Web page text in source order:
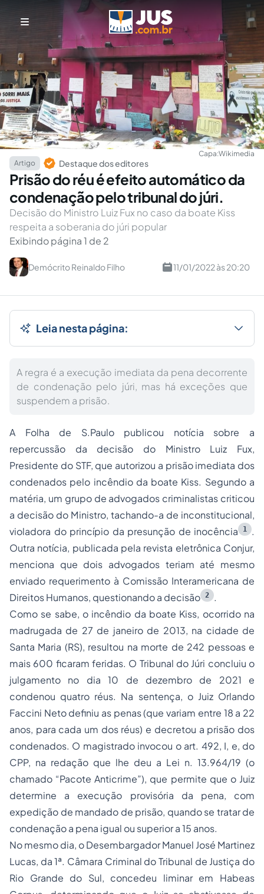
Capa:Wikimedia
Artigo
Destaque dos editores
Prisão do réu é efeito automático da
condenação pelo tribunal do júri.
Decisão do Ministro Luiz Fux no caso da boate Kiss
respeita a soberania do júri popular
Exibindo página 1 de 2
Demócrito Reinaldo Filho 11/01/2022 às 20:20
Leia nesta página:
A regra é a execução imediata da pena decorrente
de condenação pelo júri, mas há exceções que
suspendem a prisão.
A Folha de S.Paulopublicou notícia sobre a
repercussão da decisão do Ministro Luiz Fux,
Presidente do STF, que autorizou a prisão imediata dos
condenados pelo incêndio da boate Kiss. Segundo a
matéria, um grupo de advogados criminalistas criticou
a decisão do Ministro, tachando-a de inconstitucional,
violadora do princípio da presunção de inocência
1
.
Outra notícia, publicada pela revista eletrônica Conjur,
menciona que dois advogados teriam até mesmo
enviado requerimento à Comissão Interamericana de
Direitos Humanos, questionando a decisão 2
.
Como se sabe, o incêndio da boate Kiss, ocorrido na
madrugada de 27 de janeiro de 2013, na cidade de
Santa Maria (RS), resultou na morte de 242 pessoas e
mais 600 ficaram feridas. O Tribunal do Júri concluiu o
julgamento no dia 10 de dezembro de 2021 e
condenou quatro réus. Na sentença, o Juiz Orlando
Faccini Neto definiu as penas (que variam entre 18 a 22
anos, para cada um dos réus) e decretou a prisão dos
condenados. O magistrado invocou o art. 492, I, e, do
CPP, na redação que lhe deu a Lei n. 13.964/19 (o
chamado “Pacote Anticrime”), que permite que o Juiz
determine a execução provisória da pena, com
expedição de mandado de prisão, quando se tratar de
condenação a pena igual ou superior a 15 anos.
No mesmo dia, o Desembargador Manuel José Martinez
Lucas, da 1ª. Câmara Criminal do Tribunal de Justiça do
Rio Grande do Sul, concedeu liminar em Habeas